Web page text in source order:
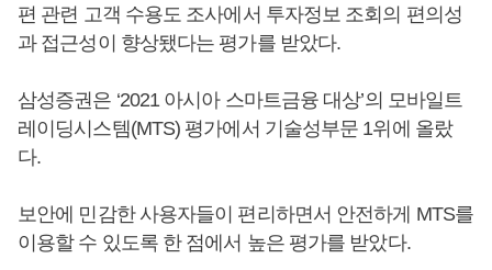
편 관련 고객 수용도 조사에서 투자정보 조회의 편의성
과 접근성이 향상됐다는 평가를 받았다.
삼성증권은 ‘2021 아시아 스마트금융 대상’의 모바일트
레이딩시스템(MTS) 평가에서 기술성부문 1위에 올랐
다.
보안에 민감한 사용자들이 편리하면서 안전하게 MTS를
이용할 수 있도록 한 점에서 높은 평가를 받았다.